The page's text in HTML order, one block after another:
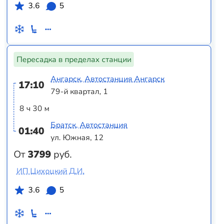
3.6
5
Пересадка в пределах станции
17:10
8 ч 30 м
01:40
От3799 руб.
Ангарск, Автостанция Ангарск
79-й квартал, 1
Братск, Автостанция
ул. Южная, 12
ИП Цихоцкий Д.И.
3.6
5